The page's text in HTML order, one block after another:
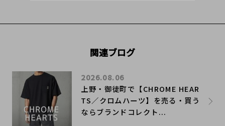
関連ブログ
上野・御徒町で【CHROME HEAR
TS／クロムハーツ】を売る・買う
ならブランドコレクト...
2026.08.06